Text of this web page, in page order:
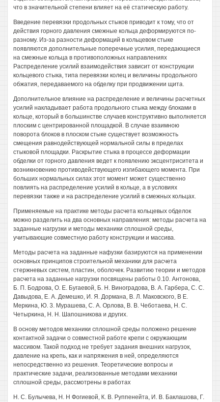
что в значительной степени влияет на её статическую работу.
Введение перевязки продольных стыков приводит к тому, что от
действия горного давления смежные кольца деформируются по-
разному. Из-за разности деформаций в кольцевом стыке
появляются дополнительные поперечные усилия, передающиеся
на смежные кольца в противоположных направлениях
Распределение усилий взаимодействия зависит от конструкции
кольцевого стыка, типа перевязки колец и величины продольного
обжатия, передаваемого на обделку при продвижении щита.
Дополнительное влияние на распределение и величины расчетных
усилий накладывает работа продольного стыка между блоками в
кольце, который в большинстве случаев конструктивно выполняется
плоским с центрированной площадкой. В случае взаимною
поворота блоков в плоском стыке существует возможность
смещения равнодействующей нормальной силы в пределах
стыковой площадки. Раскрытие стыка в процессе деформации
обделки от горного давления ведет к появлению эксцентриситета и
возникновению противодействующего изгибающего момента. При
больших нормальных силах этот момент может существенно
повлиять на распределение усилий в кольце, а в условиях
перевязки также и на распределение усилий в смежных кольцах.
Применяемые на практике методы расчета кольцевых обделок
можно разделить на два основных направления: методы расчета на
заданные нагрузки и методы механики сплошной среды,
учитывающие совместную работу конструкции и массива.
Методы расчета на заданные нафузки базируются на применении
основных принципов строительной механики для расчета
стержневых систем, пластин, оболочек. Развитию теории и методов
расчета на заданные нагрузки посвящены работы 0.10. Антонова,
Б. П. Бодрова, О. Е. Бугаевой, Б. Н. Виноградова, В. А. Гарбера, С. С.
Давыдова, Е. А. Демешко, И. Я. Дормана, В. Л. Маковского, В Е.
Меркина, Ю. 3. Мурашева, С. А. Орлова, В. В. Чеботаева, Н. С.
Четыркина, Н. Н. Шапошникова и других.
В основу методов механики сплошной среды положено решение
контактной задачи о совместной работе крепи с окружающим
массивом. Такой подход не требует задания внешних нагрузок,
давление на крепь, как и напряжения в ней, определяются
непосредственно из решения. Теоретические вопросы и
практические задачи, реализованные методами механики
сплошной среды, рассмотрены в работах
Н. С. Булычева, Н. Н Фогиевой, К. В. Руппенейта, И. В. Баклашова, Г.